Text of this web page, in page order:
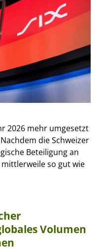
2026 mehr umgesetzt
die Schweizer
Beteiligung an
so gut wie
Volumen